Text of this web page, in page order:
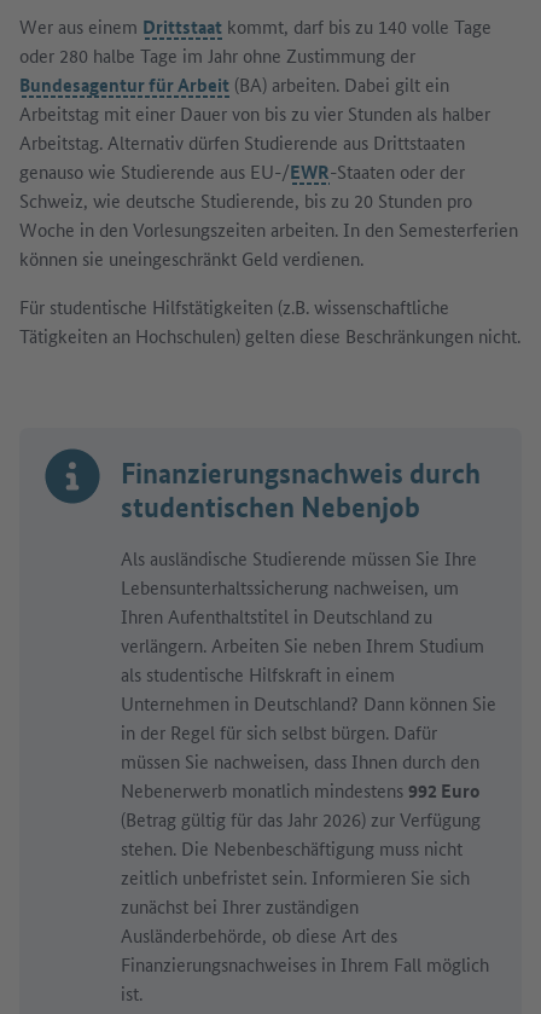
Wer aus einem Drittstaat kommt, darf bis zu 140 volle Tage
oder 280 halbe Tage im Jahr ohne Zustimmung der
Bundesagentur für Arbeit (BA) arbeiten. Dabei gilt ein
Arbeitstag mit einer Dauer von bis zu vier Stunden als halber
Arbeitstag. Alternativ dürfen Studierende aus Drittstaaten
genauso wie Studierende aus EU-/EWR-Staaten oder der
Schweiz, wie deutsche Studierende, bis zu 20 Stunden pro
Woche in den Vorlesungszeiten arbeiten. In den Semesterferien
können sie uneingeschränkt Geld verdienen.
Für studentische Hilfstätigkeiten (z.B. wissenschaftliche
Tätigkeiten an Hochschulen) gelten diese Beschränkungen nicht.
Finanzierungsnachweis durch
studentischen Nebenjob
Als ausländische Studierende müssen Sie Ihre
Lebensunterhaltssicherung nachweisen, um
Ihren Aufenthaltstitel in Deutschland zu
verlängern. Arbeiten Sie neben Ihrem Studium
als studentische Hilfskraft in einem
Unternehmen in Deutschland? Dann können Sie
in der Regel für sich selbst bürgen. Dafür
müssen Sie nachweisen, dass Ihnen durch den
Nebenerwerb monatlich mindestens992 Euro
(Betrag gültig für das Jahr 2026) zur Verfügung
stehen. Die Nebenbeschäftigung muss nicht
zeitlich unbefristet sein. Informieren Sie sich
zunächst bei Ihrer zuständigen
Ausländerbehörde, ob diese Art des
Finanzierungsnachweises in Ihrem Fall möglich
ist.